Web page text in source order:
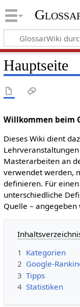
Hauptseite
Willkommen beim
Dieses Wiki dient
Masterarbeiten an
verwendet werden,
definieren. Für
unterschiedliche
Quelle – angegeben
1 Kategorien
2 Google-
3 Tipps
4 Statistiken